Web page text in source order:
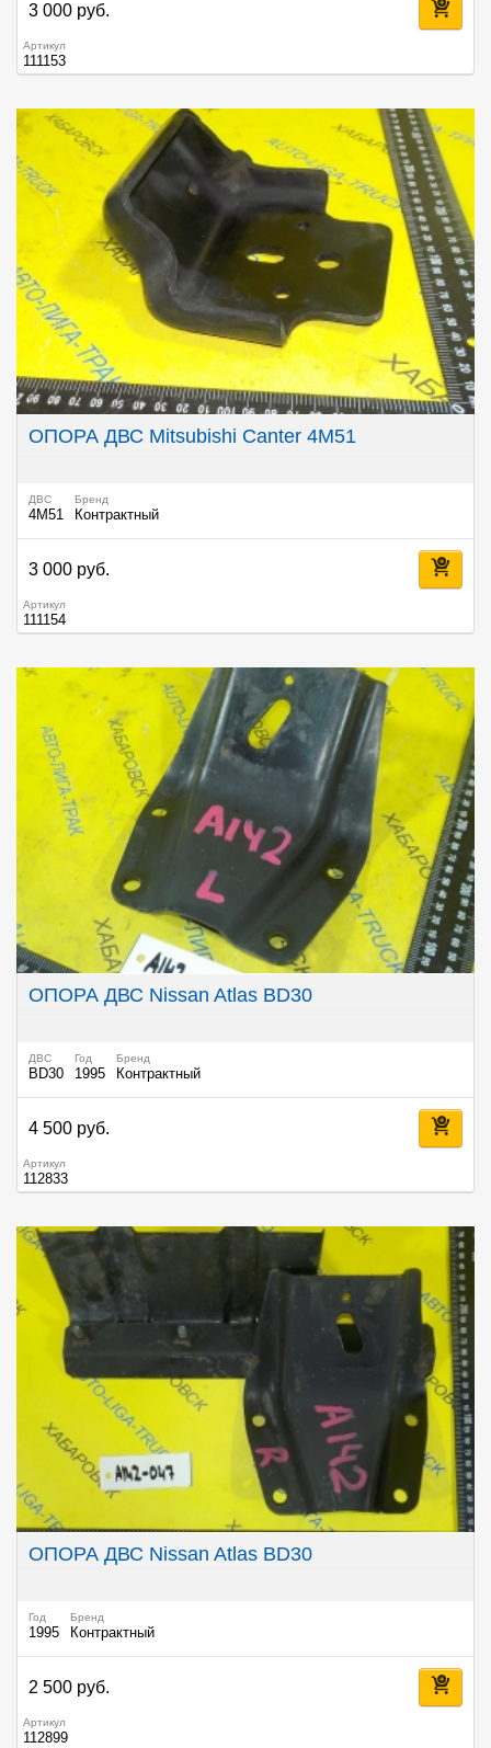
3 000 руб.
Артикул
111153
ОПОРА ДВС Mitsubishi Canter 4M51
ДВС
4M51
Бренд
Контрактный
3 000 руб.
Артикул
111154
ОПОРА ДВС Nissan Atlas BD30
ДВС
BD30
Год
1995
Бренд
Контрактный
4 500 руб.
Артикул
112833
ОПОРА ДВС Nissan Atlas BD30
Год
1995
Бренд
Контрактный
2 500 руб.
Артикул
112899